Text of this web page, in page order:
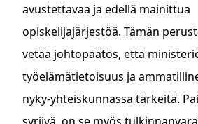
avustettavaa ja edellä mainittua
opiskelijajärjestöä. Tämän
vetää johtopäätös, että
työelämätietoisuus ja
nyky-yhteiskunnassa tärkeitä.